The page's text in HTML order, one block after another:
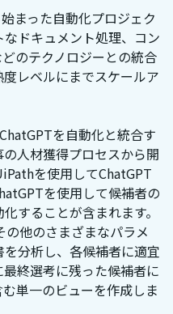
まった自動化プロジェク
なドキュメント処理、コン
のテクノロジーとの統合
レベルにまでスケールア
を自動化と統合す
人材獲得プロセスから開
を使用してChatGPT
を使用して候補者の
することが含まれます。
他のさまざまなパラメ
分析し、各候補者に適宜
終選考に残った候補者に
単一のビューを作成しま